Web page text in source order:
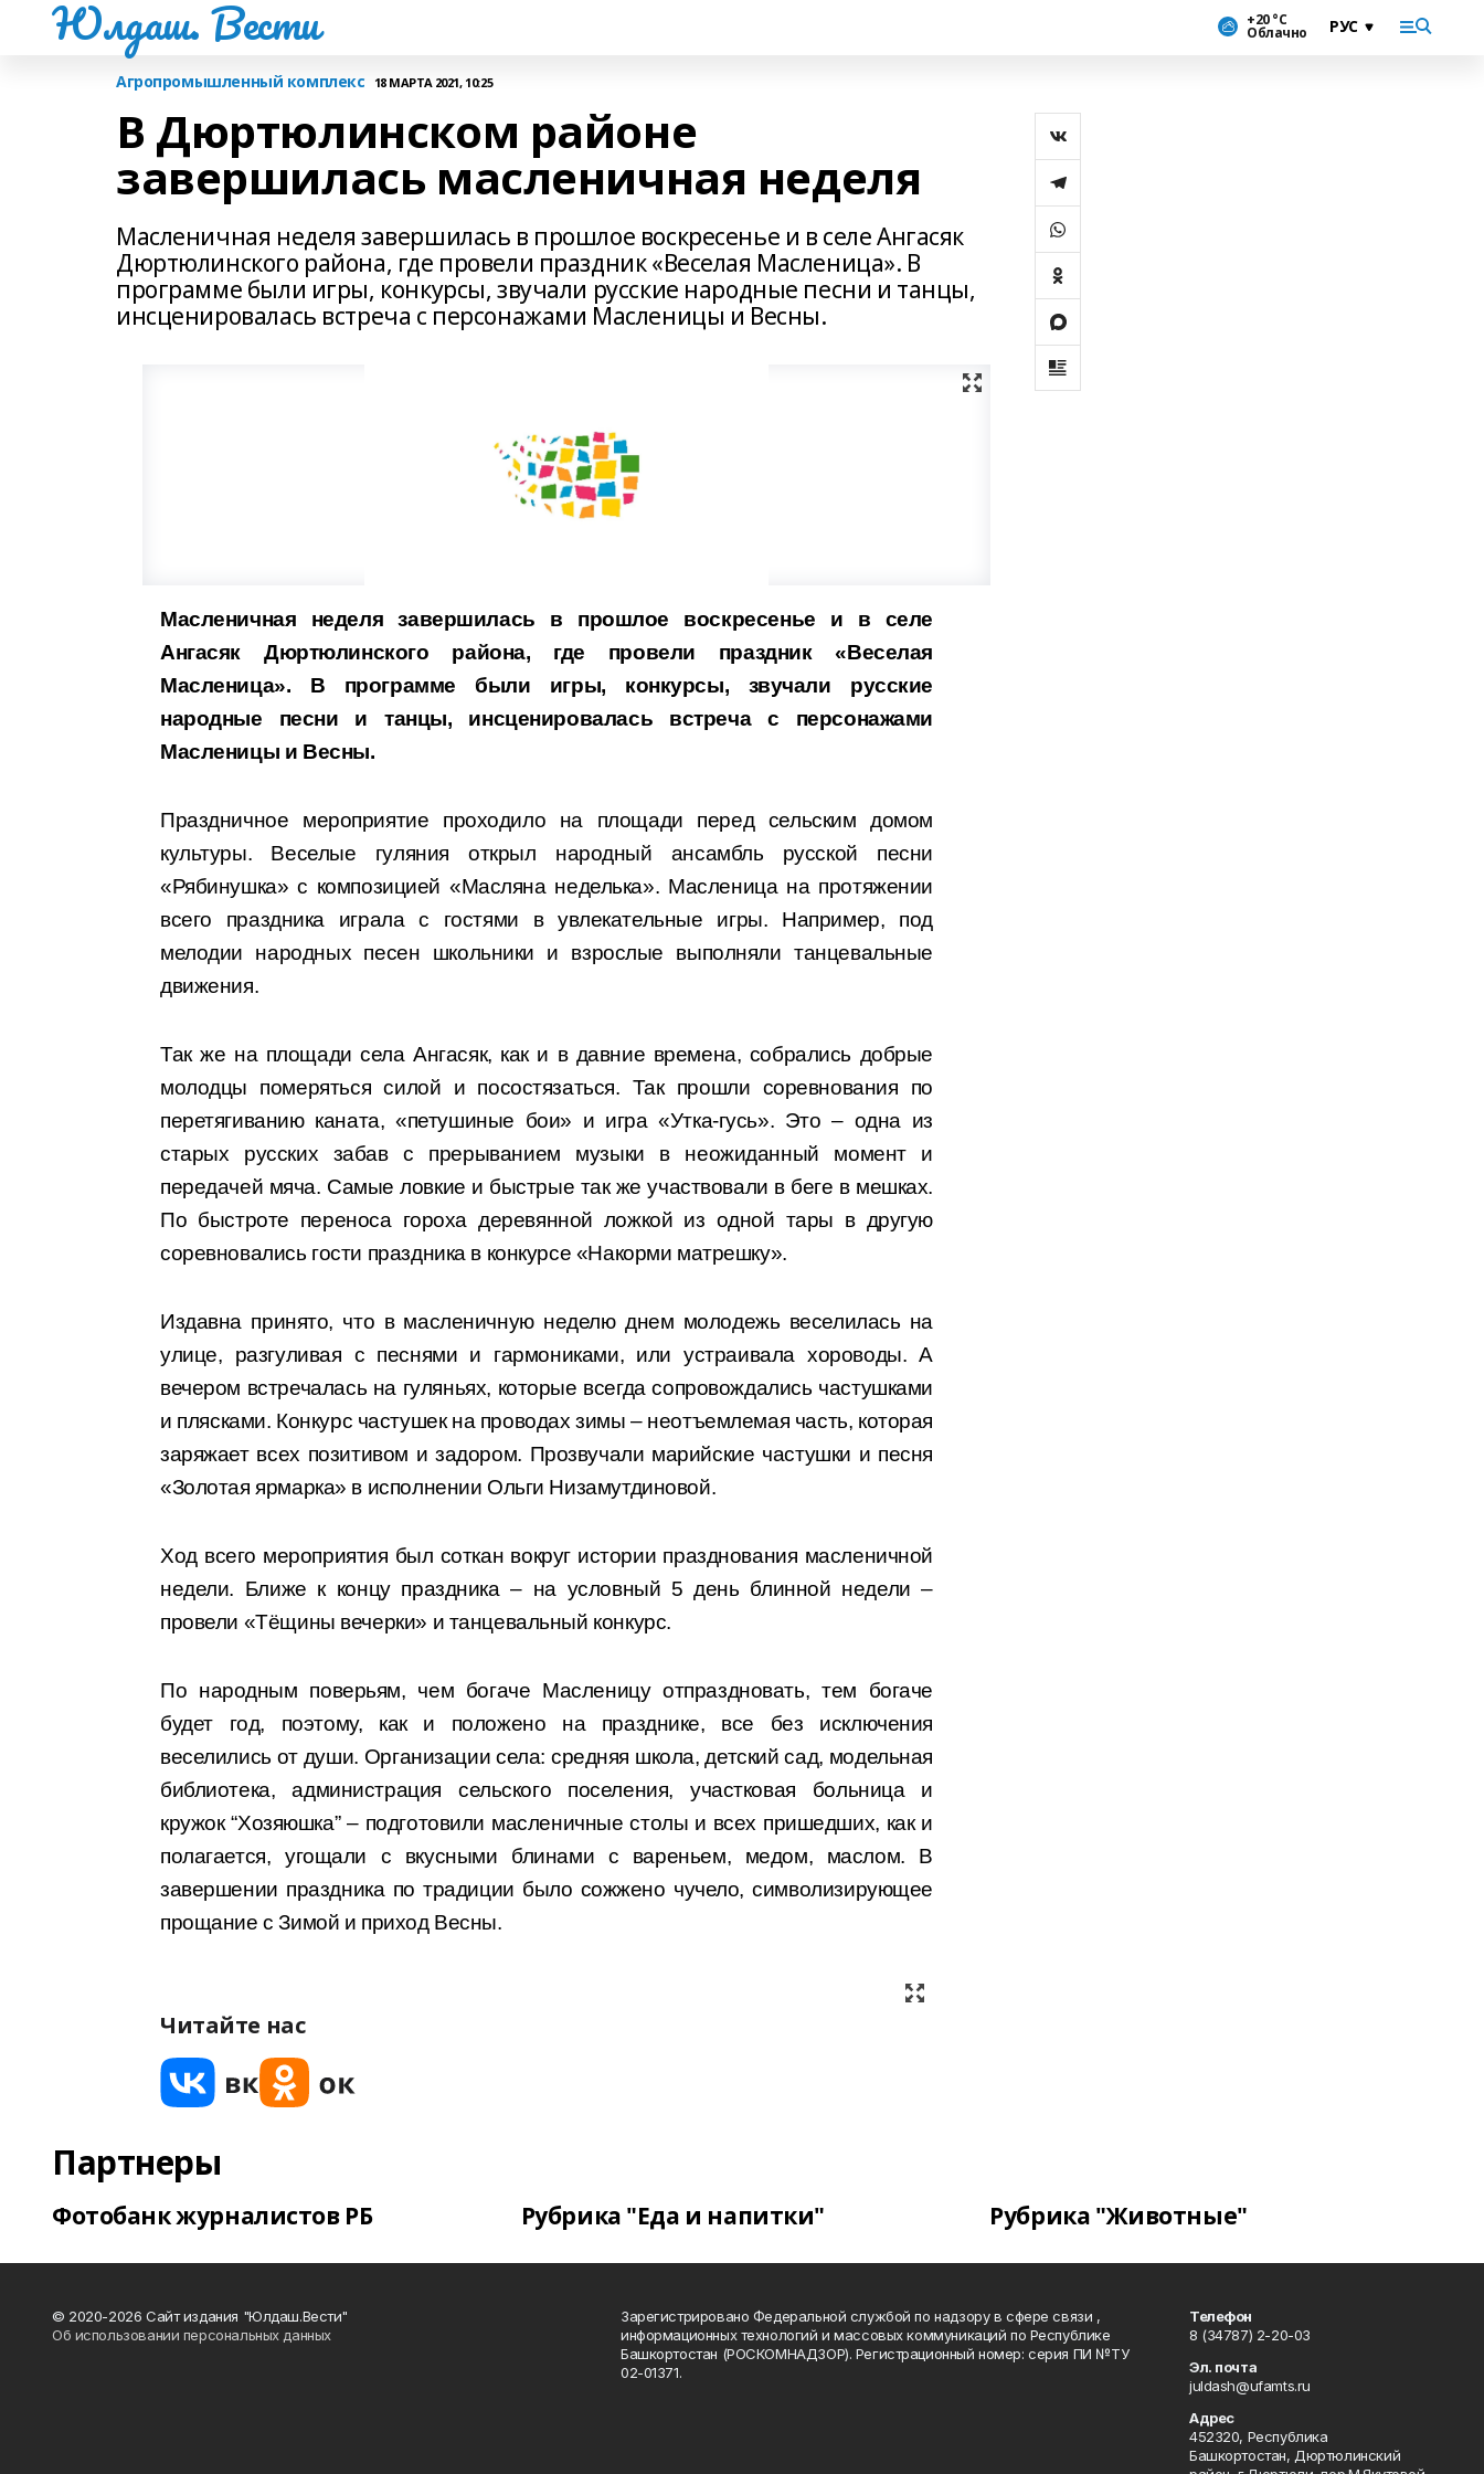
Юлдаш. Вести +20 °С
Облачно
Агропромышленный комплекс 18 МАРТА 2021, 10:25
В Дюртюлинском районе
завершилась масленичная неделя
Масленичная неделя завершилась в прошлое воскресенье и в селе Ангасяк
Дюртюлинского района, где провели праздник «Веселая Масленица». В
программе были игры, конкурсы, звучали русские народные песни и танцы,
инсценировалась встреча с персонажами Масленицы и Весны.
Масленичная неделя завершилась в прошлое воскресенье и в селе
Ангасяк Дюртюлинского района, где провели праздник «Веселая
Масленица». В программе были игры, конкурсы, звучали русские
народные песни и танцы, инсценировалась встреча с персонажами
Масленицы и Весны.
Праздничное мероприятие проходило на площади перед сельским домом
культуры. Веселые гуляния открыл народный ансамбль русской песни
«Рябинушка» с композицией «Масляна неделька». Масленица на протяжении
всего праздника играла с гостями в увлекательные игры. Например, под
мелодии народных песен школьники и взрослые выполняли танцевальные
движения.
Так же на площади села Ангасяк, как и в давние времена, собрались добрые
молодцы померяться силой и посостязаться. Так прошли соревнования по
перетягиванию каната, «петушиные бои» и игра «Утка-гусь». Это – одна из
старых русских забав с прерыванием музыки в неожиданный момент и
передачей мяча. Самые ловкие и быстрые так же участвовали в беге в мешках.
По быстроте переноса гороха деревянной ложкой из одной тары в другую
соревновались гости праздника в конкурсе «Накорми матрешку».
Издавна принято, что в масленичную неделю днем молодежь веселилась на
улице, разгуливая с песнями и гармониками, или устраивала хороводы. А
вечером встречалась на гуляньях, которые всегда сопровождались частушками
и плясками. Конкурс частушек на проводах зимы – неотъемлемая часть, которая
заряжает всех позитивом и задором. Прозвучали марийские частушки и песня
«Золотая ярмарка» в исполнении Ольги Низамутдиновой.
Ход всего мероприятия был соткан вокруг истории празднования масленичной
недели. Ближе к концу праздника – на условный 5 день блинной недели –
провели «Тёщины вечерки» и танцевальный конкурс.
По народным поверьям, чем богаче Масленицу отпраздновать, тем богаче
будет год, поэтому, как и положено на празднике, все без исключения
веселились от души. Организации села: средняя школа, детский сад, модельная
библиотека, администрация сельского поселения, участковая больница и
кружок “Хозяюшка” – подготовили масленичные столы и всех пришедших, как и
полагается, угощали с вкусными блинами с вареньем, медом, маслом. В
завершении праздника по традиции было сожжено чучело, символизирующее
прощание с Зимой и приход Весны.
Читайте нас
Партнеры
Фотобанк журналистов РБ Рубрика "Еда и напитки" Рубрика "Животные"
© 2020-2026 Сайт издания "Юлдаш.Вести"
Об использовании персональных данных
Зарегистрировано Федеральной службой по надзору в сфере связи ,
информационных технологий и массовых коммуникаций по Республике
Башкортостан (РОСКОМНАДЗОР). Регистрационный номер: серия ПИ №ТУ
02-01371.
Телефон
8 (34787) 2-20-03
Эл. почта
juldash@ufamts.ru
Адрес
452320, Республика
Башкортостан, Дюртюлинский